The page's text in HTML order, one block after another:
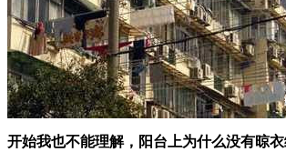
开始我也不能理解，阳台上为什么没有晾